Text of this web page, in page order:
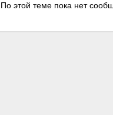
По этой теме пока нет